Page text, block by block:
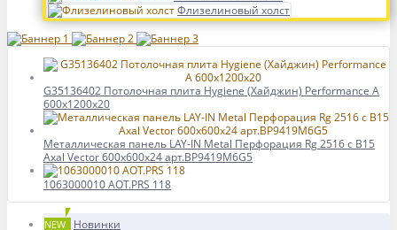
Флизелиновый холст
G35136402 Потолочная плита Hygiene (Хайджин) Performance А
600x1200x20
Металлическая панель LAY-IN Metal Перфорация Rg 2516 с В15
Axal Vector 600x600x24 арт.BP9419M6G5
1063000010 AOT.PRS 118
NEW Новинки